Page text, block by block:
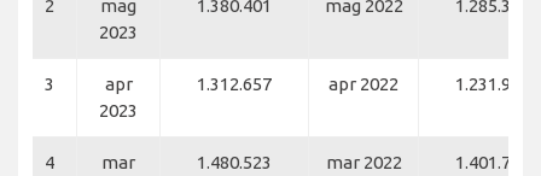
2
mag
2023
1.380.401 mag 2022 1.285.395
3
apr
2023
1.312.657 apr 2022 1.231.901
4
mar
1.480.523 mar 2022 1.401.781